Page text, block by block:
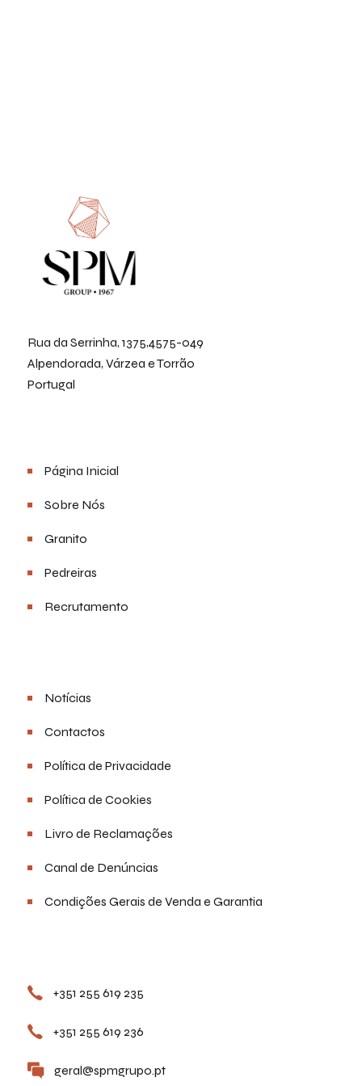
Rua da Serrinha, 1375,4575-049
Alpendorada, Várzea e Torrão
Portugal
Página Inicial
Sobre Nós
Granito
Pedreiras
Recrutamento
Notícias
Contactos
Política de Privacidade
Política de Cookies
Livro de Reclamações
Canal de Denúncias
Condições Gerais de Venda e Garantia
+351 255 619 235
+351 255 619 236
geral@spmgrupo.pt